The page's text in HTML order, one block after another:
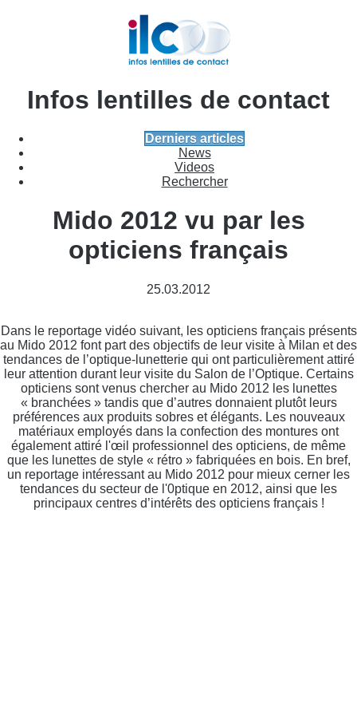
Infos lentilles de contact
Derniers articles
News
Videos
Rechercher
Mido 2012 vu par les
opticiens français
25.03.2012
Dans le reportage vidéo suivant, les opticiens français présents
au Mido 2012 font part des objectifs de leur visite à Milan et des
tendances de l’optique-lunetterie qui ont particulièrement attiré
leur attention durant leur visite du Salon de l’Optique. Certains
opticiens sont venus chercher au Mido 2012 les lunettes
« branchées » tandis que d’autres donnaient plutôt leurs
préférences aux produits sobres et élégants. Les nouveaux
matériaux employés dans la confection des montures ont
également attiré l'œil professionnel des opticiens, de même
que les lunettes de style « rétro » fabriquées en bois. En bref,
un reportage intéressant au Mido 2012 pour mieux cerner les
tendances du secteur de l'0ptique en 2012, ainsi que les
principaux centres d’intérêts des opticiens français !